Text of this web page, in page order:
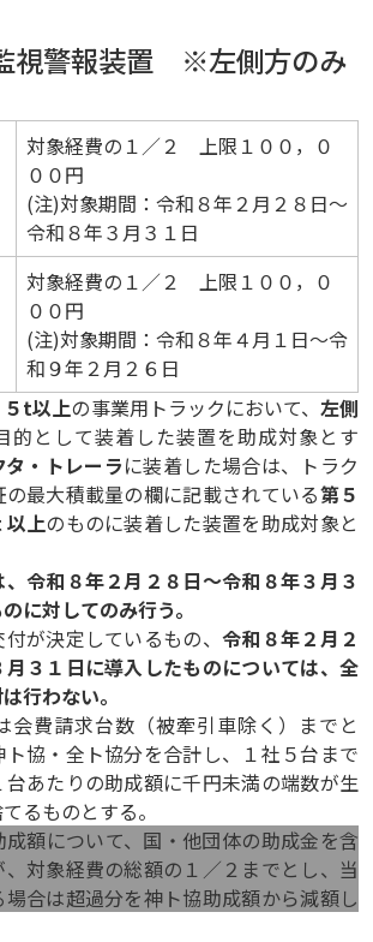
視警報装置 ※左側方のみ
対象経費の１／２ 上限１００，０
００円
(注)対象期間：令和８年２月２８日～
令和８年３月３１日
対象経費の１／２ 上限１００，０
００円
(注)対象期間：令和８年４月１日～令
和９年２月２６日
５t以上の事業用トラックにおいて、 左側
的として装着した装置を助成対象とす
タ・トレーラに装着した場合は、トラク
最大積載量の欄に記載されている第５
以上のものに装着した装置を助成対象と
令和８年２月２８日～令和８年３月３
に対してのみ行う。
が決定しているもの、令和８年２月２
月３１日に導入したものについては、全
行わない。
費請求台数（被牽引車除く）までと
ト協・全ト協分を合計し、１社５台まで
台あたりの助成額に千円未満の端数が生
るものとする。
額について、国・他団体の助成金を含
対象経費の総額の１／２までとし、当
合は超過分を神ト協助成額から減額し